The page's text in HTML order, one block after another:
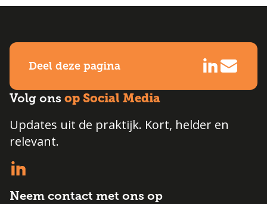
Deel deze pagina
Volg ons op Social Media
Updates uit de praktijk. Kort, helder en
relevant.
Neem contact met ons op